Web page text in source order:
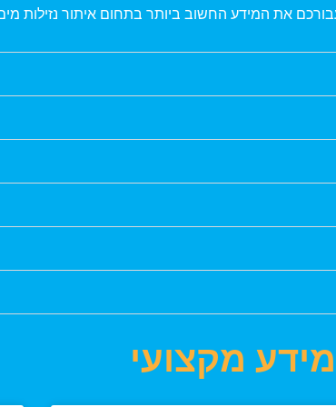
את המידע החשוב ביותר בתחום איתור נזילות
מידע מקצועי